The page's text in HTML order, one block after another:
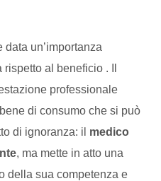
data un’importanza
al beneficio . Il
professionale
di consumo che si può
di ignoranza: il medico
, ma mette in atto una
della sua competenza e